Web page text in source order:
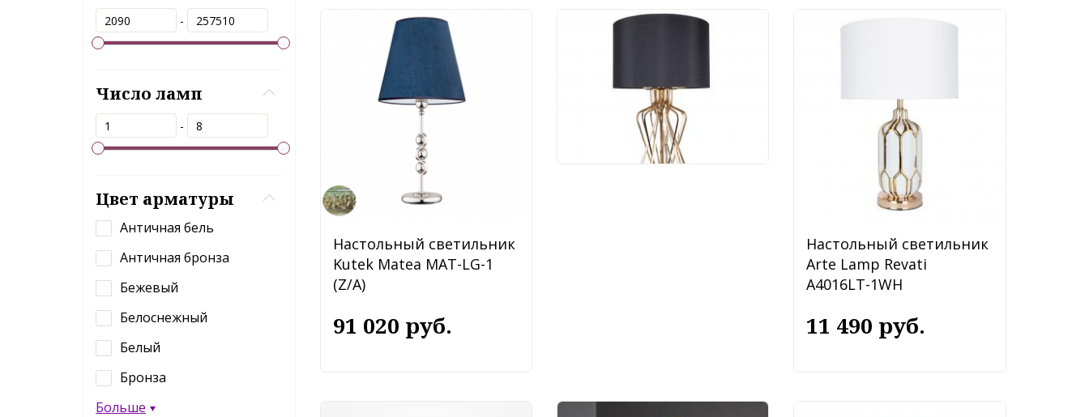
-
Число ламп
-
Цвет арматуры
Античная бель
Античная бронза
Бежевый
Белоснежный
Белый
Бронза
Больше
Настольный светильник
Kutek Matea MAT-LG-1
(Z/A)
91 020 руб.
Настольный светильник
Arte Lamp Fire A4032LT-
25 990 руб.
Настольный светильник
Arte Lamp Revati
A4016LT-1WH
11 490 руб.